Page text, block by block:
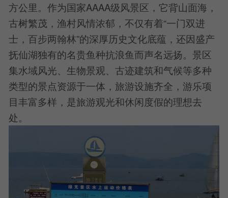
方公里。作为国家AAAA级风景区，它背山面海，
古树繁茂，渔村风情浓郁，不仅有着“一门双进
士，百步两翰林”的深厚历史文化底蕴，还因盛产
抚仙湖独有的名贵鱼种抗浪鱼而声名远扬。景区
集水域风光、生物景观、古迹建筑和气候等多种
类型的景点资源于一体，旅游设施齐全，游乐项
目丰富多样，是旅游观光和休闲度假的理想去
处。